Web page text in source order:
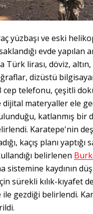
yüzbaşı ve eski
evde yapılan
Türk lirası, döviz,
dizüstü
cep telefonu, çeşitli
materyaller ele
katlanmış bir
Karatepe'nin
kaçış planı yaptığı
belirlenen
sistemine kaydının
sürekli kılık-kıyafet
ile gezdiği belirlendi.